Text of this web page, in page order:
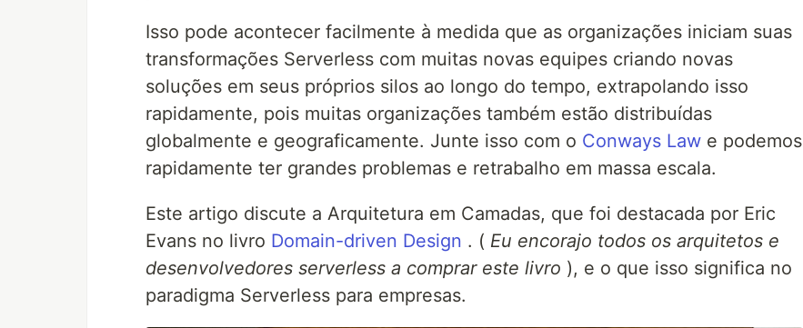
Isso pode acontecer facilmente à medida que as organizações iniciam suas
transformações Serverless com muitas novas equipes criando novas
soluções em seus próprios silos ao longo do tempo, extrapolando isso
rapidamente, pois muitas organizações também estão distribuídas
globalmente e geograficamente. Junte isso com o Conways Law e podemos
rapidamente ter grandes problemas e retrabalho em massa escala.
Este artigo discute a Arquitetura em Camadas, que foi destacada por Eric
Evans no livro Domain-driven Design . ( Eu encorajo todos os arquitetos e
desenvolvedores serverless a comprar este livro ), e o que isso significa no
paradigma Serverless para empresas.